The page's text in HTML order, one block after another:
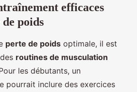
efficaces
poids
perte de poids optimale, il est
routines de musculation
les débutants, un
pourrait inclure des exercices